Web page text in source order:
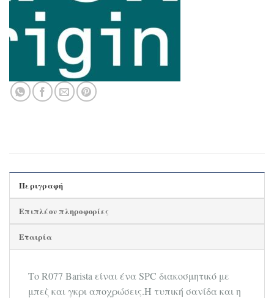
Περιγραφή
Επιπλέον πληροφορίες
Εταιρία
Το R077 Barista είναι ένα SPC διακοσμητικό με
μπεζ και γκρι αποχρώσεις.Η τυπική σανίδα και η